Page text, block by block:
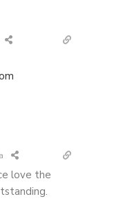
love the